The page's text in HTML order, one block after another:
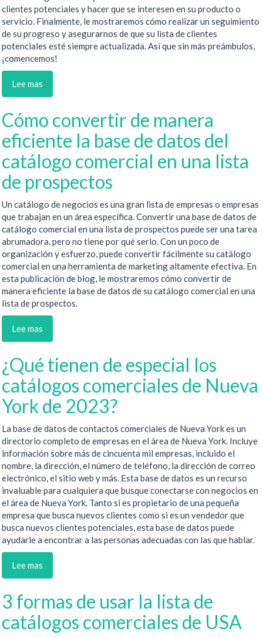
clientes potenciales y hacer que se interesen en su producto o
servicio. Finalmente, le mostraremos cómo realizar un seguimiento
de su progreso y asegurarnos de que su lista de clientes
potenciales esté siempre actualizada. Así que sin más preámbulos,
¡comencemos!
Lee mas
Cómo convertir de manera
eficiente la base de datos del
catálogo comercial en una lista
de prospectos
Un catálogo de negocios es una gran lista de empresas o empresas
que trabajan en un área específica. Convertir una base de datos de
catálogo comercial en una lista de prospectos puede ser una tarea
abrumadora, pero no tiene por qué serlo. Con un poco de
organización y esfuerzo, puede convertir fácilmente su catálogo
comercial en una herramienta de marketing altamente efectiva. En
esta publicación de blog, le mostraremos cómo convertir de
manera eficiente la base de datos de su catálogo comercial en una
lista de prospectos.
Lee mas
¿Qué tienen de especial los
catálogos comerciales de Nueva
York de 2023?
La base de datos de contactos comerciales de Nueva York es un
directorio completo de empresas en el área de Nueva York. Incluye
información sobre más de cincuenta mil empresas, incluido el
nombre, la dirección, el número de teléfono, la dirección de correo
electrónico, el sitio web y más. Esta base de datos es un recurso
invaluable para cualquiera que busque conectarse con negocios en
el área de Nueva York. Tanto si es propietario de una pequeña
empresa que busca nuevos clientes como si es un vendedor que
busca nuevos clientes potenciales, esta base de datos puede
ayudarle a encontrar a las personas adecuadas con las que hablar.
Lee mas
3 formas de usar la lista de
catálogos comerciales de USA